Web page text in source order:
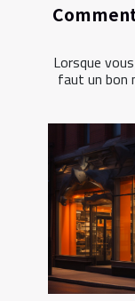
Lorsque
faut un bon